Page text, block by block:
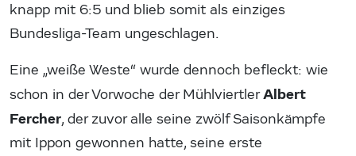
knapp mit 6:5 und blieb somit als einziges
Bundesliga-Team ungeschlagen.
Eine „weiße Weste“ wurde dennoch befleckt: wie
schon in der Vorwoche der MühlviertlerAlbert
Fercher, der zuvor alle seine zwölf Saisonkämpfe
mit Ippon gewonnen hatte, seine erste